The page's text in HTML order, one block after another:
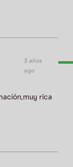
3 años
ago
rica